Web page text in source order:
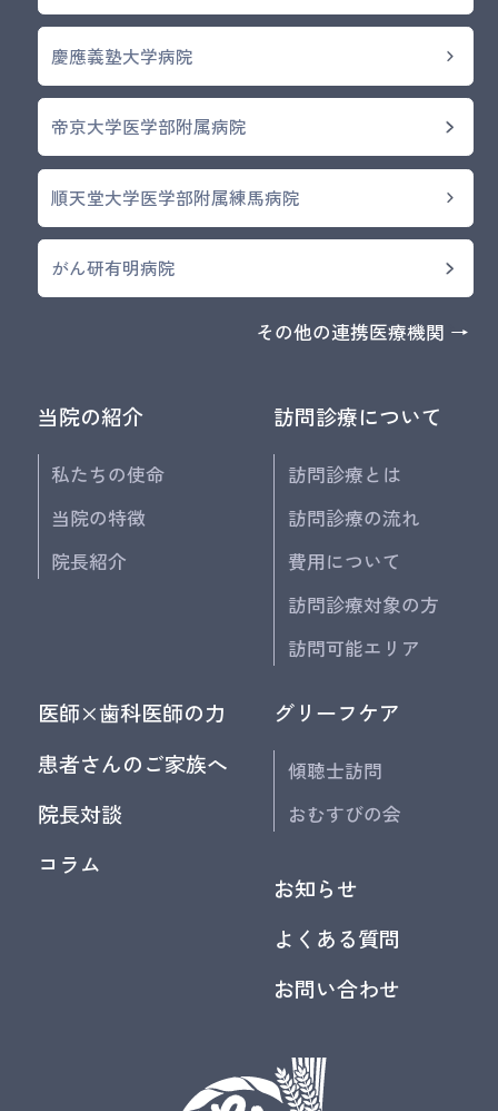
慶應義塾大学病院
帝京大学医学部附属病院
順天堂大学医学部附属練馬病院
がん研有明病院
その他の連携医療機関 →
当院の紹介
私たちの使命
当院の特徴
院長紹介
訪問診療について
訪問診療とは
訪問診療の流れ
費用について
訪問診療対象の方
訪問可能エリア
医師×歯科医師の力
患者さんのご家族へ
院長対談
コラム
グリーフケア
傾聴士訪問
おむすびの会
お知らせ
よくある質問
お問い合わせ